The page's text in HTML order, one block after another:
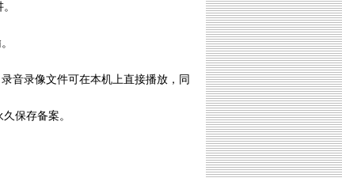
音录像文件可在本机上直接播放，同
保存备案。